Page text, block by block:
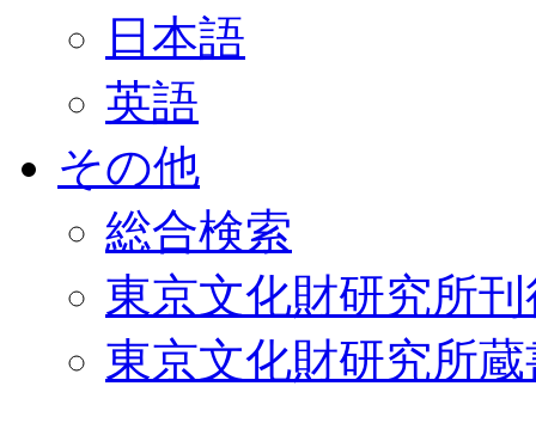
日本語
英語
その他
総合検索
東京文化財研究所
東京文化財研究所